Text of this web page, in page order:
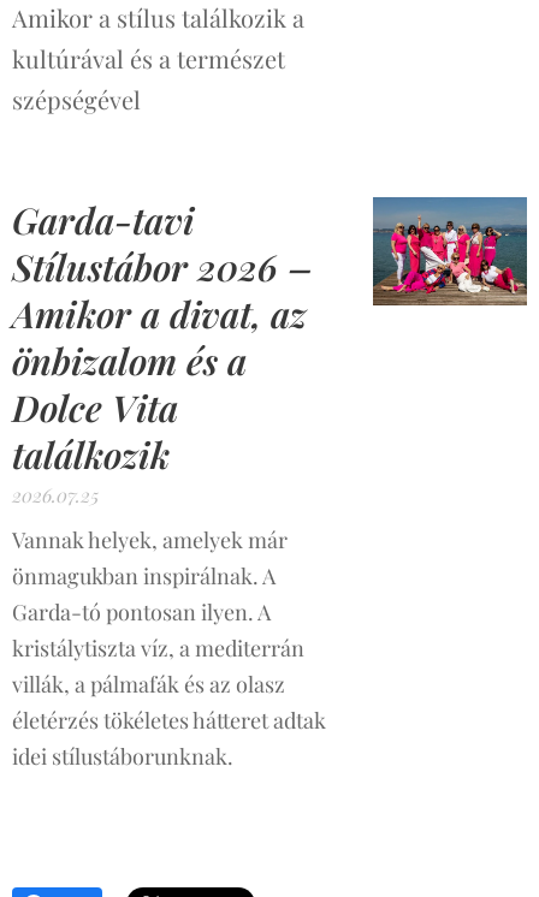
Amikor a stílus találkozik a
kultúrával és a természet
szépségével
Garda-tavi
Stílustábor 2026 –
Amikor a divat, az
önbizalom és a
Dolce Vita
találkozik
2026.07.25
Vannak helyek, amelyek már
önmagukban inspirálnak. A
Garda-tó pontosan ilyen. A
kristálytiszta víz, a mediterrán
villák, a pálmafák és az olasz
életérzés tökéletes hátteret adtak
idei stílustáborunknak.